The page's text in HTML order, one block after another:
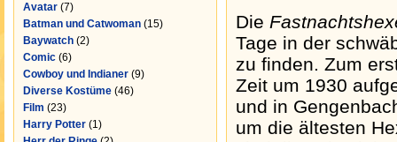
Avatar (7)
Batman und Catwoman (15)
Baywatch (2)
Comic (6)
Cowboy und Indianer (9)
Diverse Kostüme (46)
Film (23)
Harry Potter (1)
Die
Tage in der
zu finden. Zum
Zeit um 1930
und in
um die ältesten